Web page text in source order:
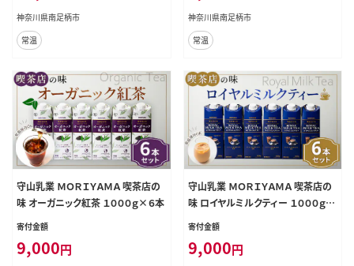
神奈川県南足柄市
常温
神奈川県南足柄市
常温
守山乳業 ＭＯＲＩＹＡＭＡ 喫茶店の
味 オーガニック紅茶 １０００ｇ×６本
寄付金額
9,000円
守山乳業 ＭＯＲＩＹＡＭＡ 喫茶店の
味 ロイヤルミルクティー １０００ｇ×
寄付金額
9,000円